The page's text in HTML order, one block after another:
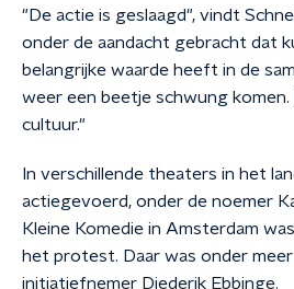
"De actie is geslaagd", vindt
onder de aandacht gebracht dat
belangrijke waarde heeft in de
weer een beetje schwung
cultuur."
In verschillende theaters in het
actiegevoerd, onder de noemer
Kleine Komedie in Amsterdam
het protest. Daar was onder
initiatiefnemer Diederik Ebbinge.